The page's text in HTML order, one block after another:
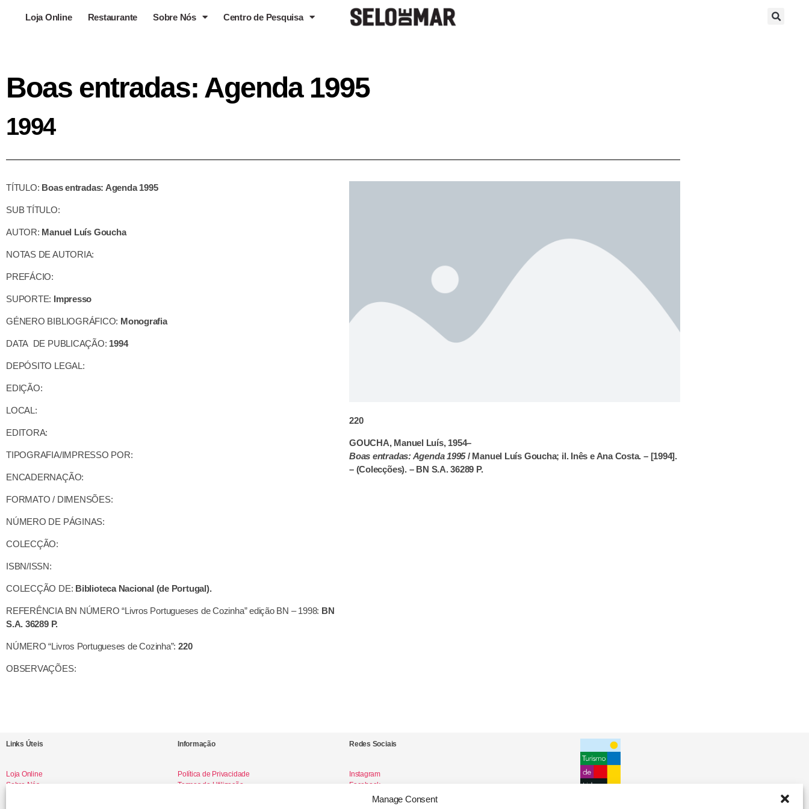
Manage Consent
Loja Online Restaurante Sobre Nós Centro de Pesquisa
Boas entradas: Agenda 1995
1994
TÍTULO: Boas entradas: Agenda 1995
SUB TÍTULO:
AUTOR: Manuel Luís Goucha
NOTAS DE AUTORIA:
PREFÁCIO:
SUPORTE: Impresso
GÉNERO BIBLIOGRÁFICO: Monografia
DATA DE PUBLICAÇÃO: 1994
DEPÓSITO LEGAL:
EDIÇÃO:
LOCAL:
EDITORA:
TIPOGRAFIA/IMPRESSO POR:
ENCADERNAÇÃO:
FORMATO / DIMENSÕES:
NÚMERO DE PÁGINAS:
COLECÇÃO:
ISBN/ISSN:
COLECÇÃO DE: Biblioteca Nacional (de Portugal).
REFERÊNCIA BN NÚMERO “Livros Portugueses de Cozinha” edição BN – 1998: BN
S.A. 36289 P.
NÚMERO “Livros Portugueses de Cozinha”: 220
OBSERVAÇÕES:
220
GOUCHA, Manuel Luís, 1954–
Boas entradas: Agenda 1995/ Manuel Luís Goucha; il. Inês e Ana Costa. – [1994].
– (Colecções). – BN S.A. 36289 P.
Links Úteis
Loja Online
Sobre Nós
Informação
Política de Privacidade
Termos de Utilização
Redes Sociais
Instagram
Facebook